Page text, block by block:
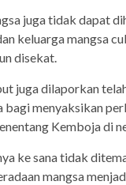
juga tidak dapat
keluarga mangsa
disekat.
juga dilaporkan
bagi menyaksikan
Kemboja di
ke sana tidak
mangsa